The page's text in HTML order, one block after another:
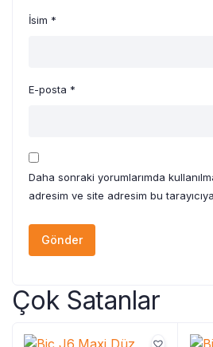
İsim *
E-posta *
Daha sonraki yorumlarımda
adresim ve site adresim bu
Çok Satanlar